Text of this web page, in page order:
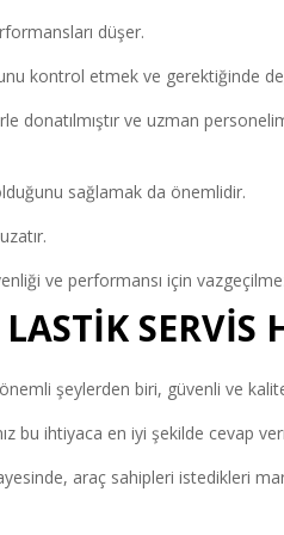
düşer.
kontrol etmek ve gerektiğinde
donatılmıştır ve uzman
sağlamak da önemlidir.
ve performansı için
SERVİS
şeylerden biri, güvenli ve
bu ihtiyaca en iyi şekilde cevap
araç sahipleri istedikleri